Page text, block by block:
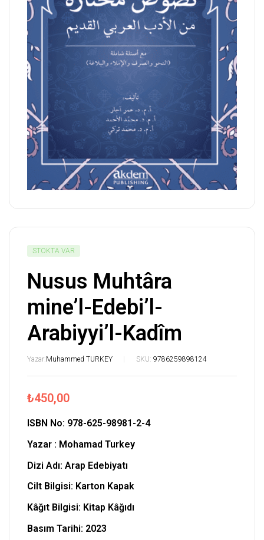
STOKTA VAR
Nusus Muhtâra
mine’l-Edebi’l-
Arabiyyi’l-Kadîm
Yazar:Muhammed TURKEY SKU: 9786259898124
₺450,00
ISBN No: 978-625-98981-2-4
Yazar : Mohamad Turkey
Dizi Adı: Arap Edebiyatı
Cilt Bilgisi: Karton Kapak
Kâğıt Bilgisi: Kitap Kâğıdı
Basım Tarihi: 2023